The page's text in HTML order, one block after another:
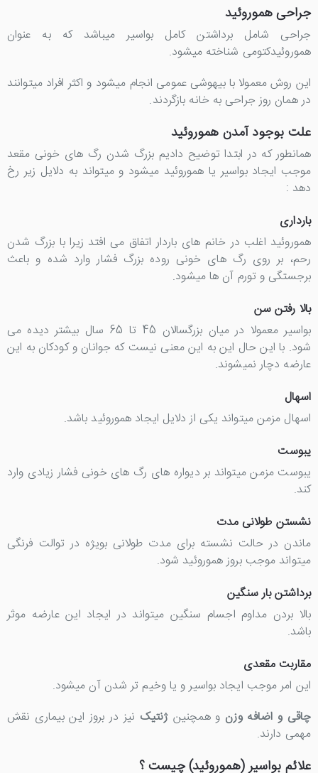
جراحی هموروئید
جراحی شامل برداشتن کامل بواسیر میباشد که به عنوان
هموروئیدکتومی شناخته میشود.
این روش معمولا با بیهوشی عمومی انجام میشود و اکثر افراد میتوانند
در همان روز جراحی به خانه بازگردند.
علت بوجود آمدن هموروئید
همانطور که در ابتدا توضیح دادیم بزرگ شدن رگ های خونی مقعد
موجب ایجاد بواسیر یا هموروئید میشود و میتواند به دلایل زیر رخ
دهد :
بارداری
هموروئید اغلب در خانم های باردار اتفاق می افتد زیرا با بزرگ شدن
رحم، بر روی رگ های خونی روده بزرگ فشار وارد شده و باعث
برجستگی و تورم آن ها میشود.
بالا رفتن سن
بواسیر معمولا در میان بزرگسالان 45 تا 65 سال بیشتر دیده می
شود. با این حال این به این معنی نیست که جوانان و کودکان به این
عارضه دچار نمیشوند.
اسهال
اسهال مزمن میتواند یکی از دلایل ایجاد هموروئید باشد.
یبوست
یبوست مزمن میتواند بر دیواره های رگ های خونی فشار زیادی وارد
کند.
نشستن طولانی مدت
ماندن در حالت نشسته برای مدت طولانی بویژه در توالت فرنگی
میتواند موجب بروز هموروئید شود.
برداشتن بار سنگین
بالا بردن مداوم اجسام سنگین میتواند در ایجاد این عارضه موثر
باشد.
مقاربت مقعدی
این امر موجب ایجاد بواسیر و یا وخیم تر شدن آن میشود.
چاقی و اضافه وزن و همچنین ژنتیک نیز در بروز این بیماری نقش
مهمی دارند.
علائم بواسیر (هموروئید) چیست ؟